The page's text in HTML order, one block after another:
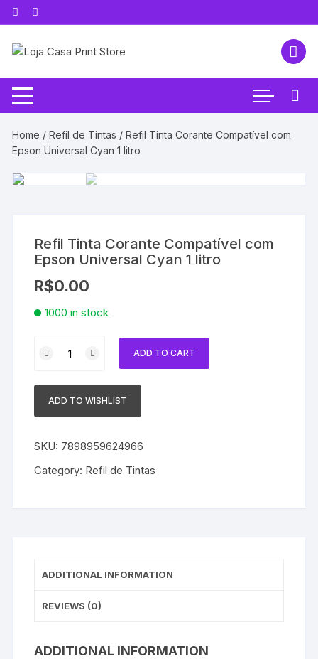
Pular
para
conteúdo
Home /Refil de Tintas / Refil Tinta Corante Compatível com
Epson Universal Cyan 1 litro
Refil Tinta Corante Compatível com
Epson Universal Cyan 1 litro
R$0.00
1000 in stock
Tinta
Compatível
Universal
ADD TO CART
ADD TO WISHLIST
SKU: 7898959624966
Category: Refil de Tintas
ADDITIONAL INFORMATION
REVIEWS (0)
ADDITIONAL INFORMATION